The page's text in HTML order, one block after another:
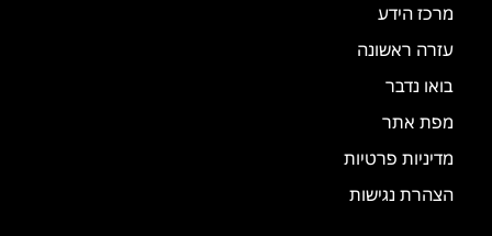
מרכז הידע
עזרה ראשונה
בואו נדבר
מפת אתר
מדיניות פרטיות
הצהרת נגישות